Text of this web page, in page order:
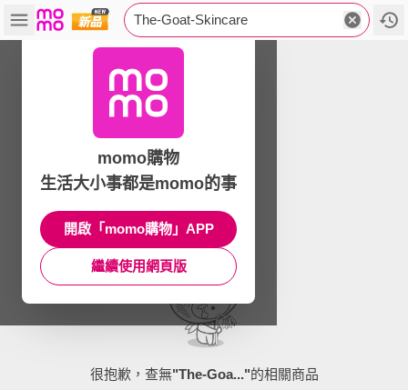
The-Goat-Skincare
很抱歉，查無"The-Goa..."的相關商品
momo購物
生活大小事都是momo的事
開啟「momo購物」APP
繼續使用網頁版